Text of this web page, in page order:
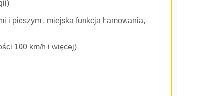
i pieszymi, miejska funkcja hamowania,
100 km/h i więcej)